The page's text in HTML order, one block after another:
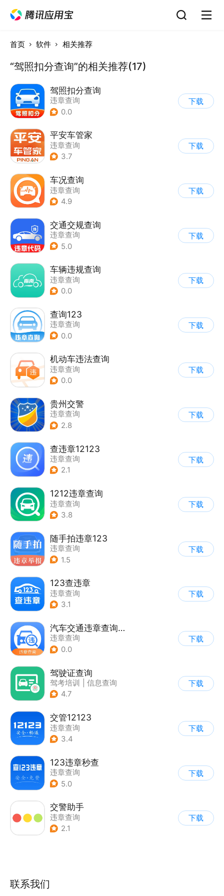
首页 软件 相关推荐
“驾照扣分查询”的相关推荐(17)
驾照扣分查询
违章查询
0.0
下载
平安车管家
违章查询
3.7
下载
车况查询
违章查询
4.9
下载
交通交规查询
违章查询
5.0
下载
车辆违规查询
违章查询
0.0
下载
查询123
违章查询
0.0
下载
机动车违法查询
违章查询
0.0
下载
贵州交警
违章查询
2.8
下载
查违章12123
违章查询
2.1
下载
1212违章查询
违章查询
3.8
下载
随手拍违章123
违章查询
1.5
下载
123查违章
违章查询
3.1
下载
汽车交通违章查询助手
违章查询
0.0
下载
驾驶证查询
驾考培训
信息查询
| 违章查询
4.7
下载
交管12123
违章查询
3.4
下载
123违章秒查
违章查询
5.0
下载
交警助手
违章查询
2.1
下载
联系我们